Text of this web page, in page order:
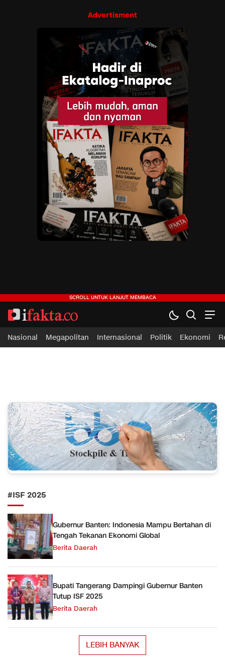
Advertisment
ifakta.co
#pastibenar
Nasional Megapolitan Internasional Politik Ekonomi
#ISF 2025
Gubernur Banten: Indonesia Mampu Bertahan di
Tengah Tekanan Ekonomi Global
Berita Daerah
Bupati Tangerang Dampingi Gubernur Banten
Tutup ISF 2025
Berita Daerah
LEBIH BANYAK